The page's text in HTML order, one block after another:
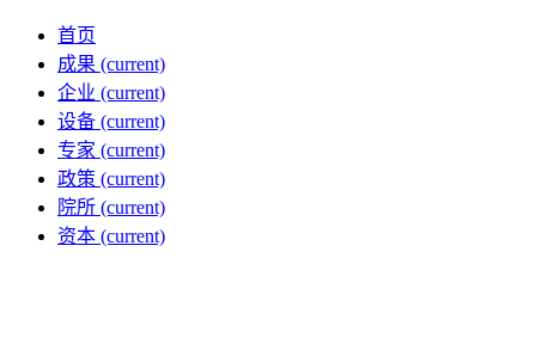
首页
成果 (current)
企业 (current)
设备 (current)
专家 (current)
政策 (current)
院所 (current)
资本 (current)